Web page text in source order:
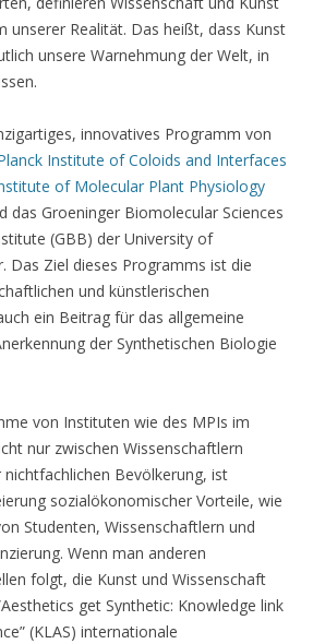
unserer Realität. Das heißt, dass Kunst
unsere Warnehmung der Welt, in
innovatives Programm von
Institute of Coloids and Interfaces
of Molecular Plant Physiology
das Groeninger Biomolecular Sciences
(GBB) der University of
Das Ziel dieses Programms ist die
und künstlerischen
ein Beitrag für das allgemeine
der Synthetischen Biologie
von Instituten wie des MPIs im
nur zwischen Wissenschaftlern
Bevölkerung, ist
sozialökonomischer Vorteile, wie
Studenten, Wissenschaftlern und
Wenn man anderen
folgt, die Kunst und Wissenschaft
get Synthetic: Knowledge link
(KLAS) internationale